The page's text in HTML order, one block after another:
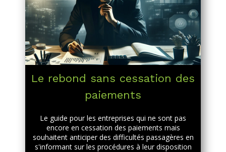
Le rebond sans cessation des
paiements
Le guide pour les entreprises qui ne sont pas
encore en cessation des paiements mais
souhaitent anticiper des difficultés passagères en
s'informant sur les procédures à leur disposition